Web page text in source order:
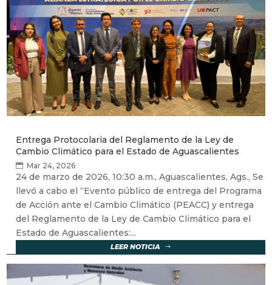
Entrega Protocolaria del Reglamento de la Ley de
Cambio Climático para el Estado de Aguascalientes
Mar 24, 2026
24 de marzo de 2026, 10:30 a.m., Aguascalientes, Ags., Se
llevó a cabo el “Evento público de entrega del Programa
de Acción ante el Cambio Climático (PEACC) y entrega
del Reglamento de la Ley de Cambio Climático para el
Estado de Aguascalientes:...
LEER NOTICIA